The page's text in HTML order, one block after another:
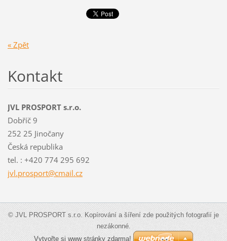
« Zpět
Kontakt
JVL PROSPORT s.r.o.
Dobříč 9
252 25 Jinočany
Česká republika
tel. : +420 774 295 692
jvl.prosport@cmail.cz
© JVL PROSPORT s.r.o. Kopírování a šíření zde použitých fotografií je
nezákonné.
Vytvořte si www stránky zdarma!